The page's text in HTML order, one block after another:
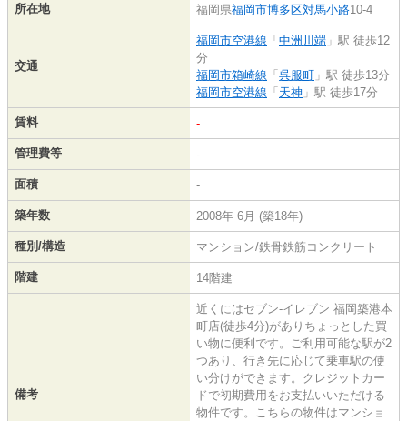
所在地 福岡県福岡市博多区対馬小路10-4
交通
福岡市空港線 「 中洲川端 」駅 徒歩12
分
福岡市箱崎線 「 呉服町 」駅 徒歩13分
福岡市空港線 「 天神 」駅 徒歩17分
賃料 -
管理費等 -
面積 -
築年数 2008年 6月 (築18年)
種別/構造 マンション/鉄骨鉄筋コンクリート
階建 14階建
備考
近くにはセブン‐イレブン 福岡築港本
町店(徒歩4分)がありちょっとした買
い物に便利です。ご利用可能な駅が2
つあり、行き先に応じて乗車駅の使
い分けができます。クレジットカー
ドで初期費用をお支払いいただける
物件です。こちらの物件はマンショ